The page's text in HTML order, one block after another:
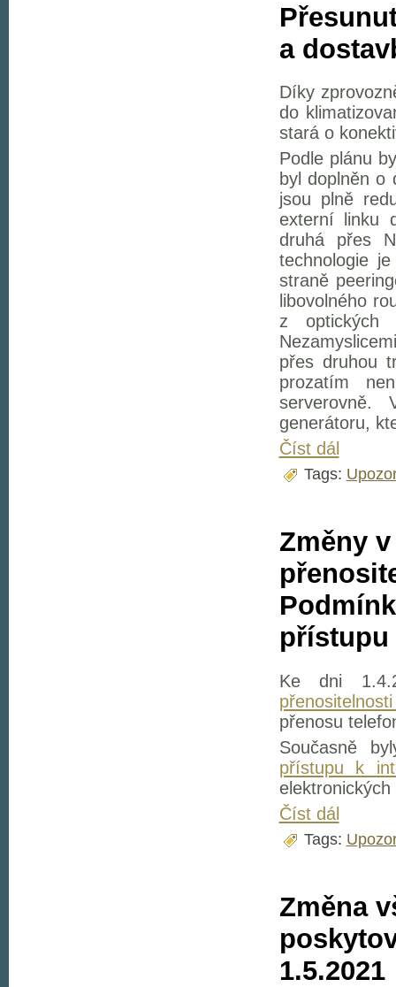
a
Díky
do
stará o
Podle plánu
byl doplněn o
jsou plně
externí linku
druhá přes
technologie
straně
libovolného
z optických
přes druhou
prozatím
serverovně.
generátoru,
Číst dál
Tags:
Změny
přístupu
Ke dni
přenosu
Současně
přístupu k
Číst dál
Tags:
Změna
1.5.2021